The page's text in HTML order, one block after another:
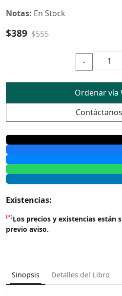
Notas: En Stock
$389 $555
-
Ordenar vía
Existencias:
(*)Los precios y existencias están
previo aviso.
Sinopsis Detalles del Libro